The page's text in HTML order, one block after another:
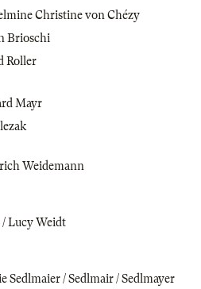
Christine von Chézy
Brioschi
Roller
Mayr
Weidemann
/ Lucy Weidt
Sedlmaier / Sedlmair / Sedlmayer